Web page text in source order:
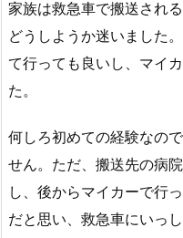
家族は救急車で搬送され
どうしようか迷いました
て行っても良いし、マイ
た。
何しろ初めての経験なの
せん。ただ、搬送先の病
し、後からマイカーで行
だと思い、救急車にいっ